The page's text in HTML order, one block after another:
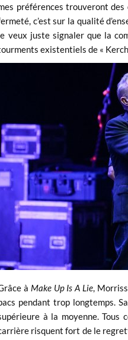
préférences trouveront des
c’est sur la qualité
veux juste signaler que la
existentiels de «
à Make Up Is A Lie,
pendant trop longtemps.
à la moyenne. Tous
risquent fort de le